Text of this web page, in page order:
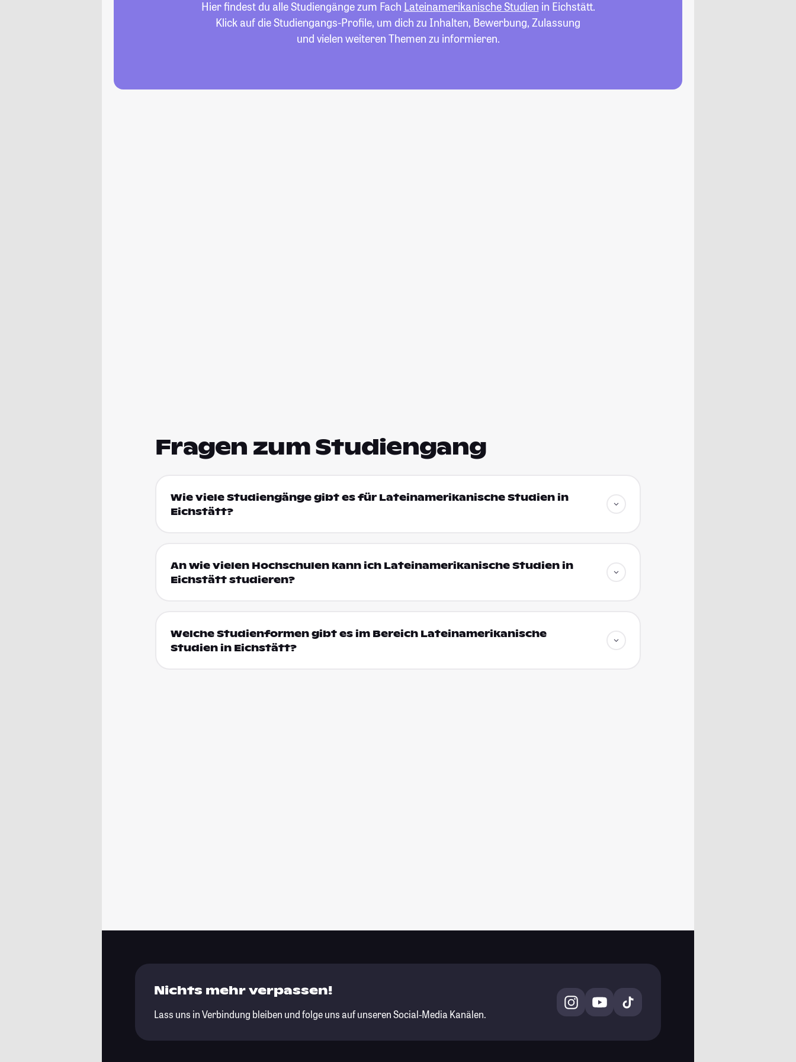
Hier findest du alle Studiengänge zum Fach Lateinamerikanische Studien in Eichstätt.
Klick auf die Studiengangs-Profile, um dich zu Inhalten, Bewerbung, Zulassung
und vielen weiteren Themen zu informieren.
Fragen zum Studiengang
Wie viele Studiengänge gibt es für Lateinamerikanische Studien in
Eichstätt?
An wie vielen Hochschulen kann ich Lateinamerikanische Studien in
Eichstätt studieren?
Welche Studienformen gibt es im Bereich Lateinamerikanische
Studien in Eichstätt?
Nichts mehr verpassen!
Lass uns in Verbindung bleiben und folge uns auf unseren Social-Media Kanälen.